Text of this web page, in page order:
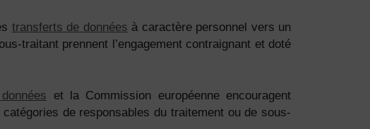
transferts de données à caractère personnel vers un
traitant prennent l’engagement contraignant et doté
et la Commission européenne encouragent
de responsables du traitement ou de sous-